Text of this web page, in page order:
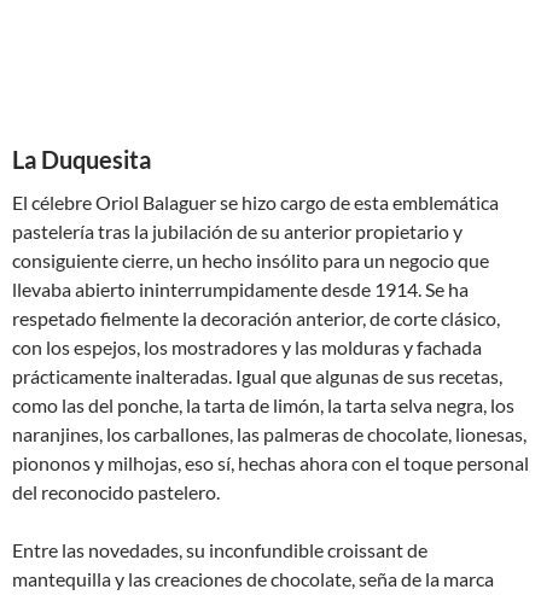
La Duquesita
El célebre Oriol Balaguer se hizo cargo de esta emblemática
pastelería tras la jubilación de su anterior propietario y
consiguiente cierre, un hecho insólito para un negocio que
llevaba abierto ininterrumpidamente desde 1914. Se ha
respetado fielmente la decoración anterior, de corte clásico,
con los espejos, los mostradores y las molduras y fachada
prácticamente inalteradas. Igual que algunas de sus recetas,
como las del ponche, la tarta de limón, la tarta selva negra, los
naranjines, los carballones, las palmeras de chocolate, lionesas,
piononos y milhojas, eso sí, hechas ahora con el toque personal
del reconocido pastelero.
Entre las novedades, su inconfundible croissant de
mantequilla y las creaciones de chocolate, seña de la marca